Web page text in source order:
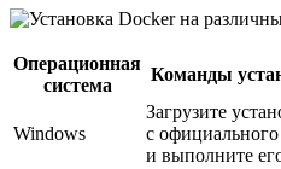
Операционная
система
Команды
Windows
Загрузите
с официального
и выполните